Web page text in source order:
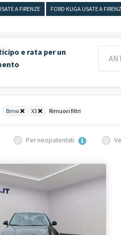
A FIRENZE FORD KUGA USATE A
e rata per un
Bmw X3 Rimuovi filtri
Per neopatentati